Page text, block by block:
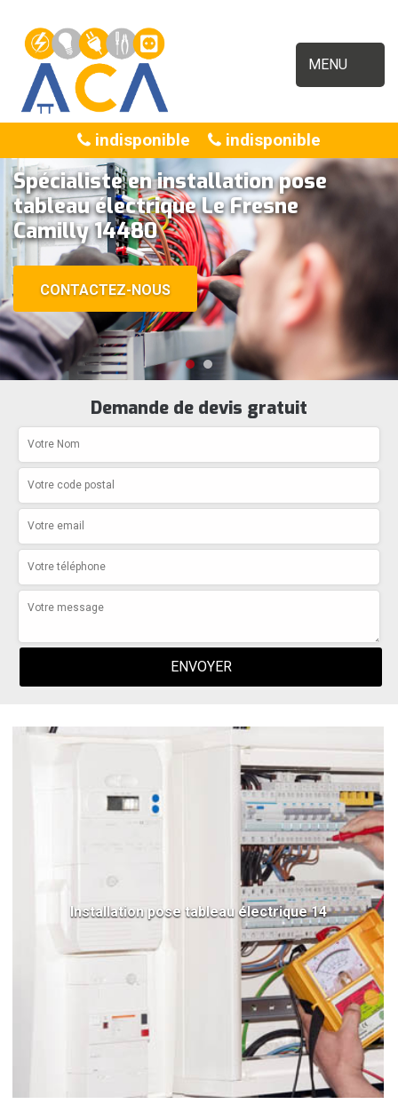
MENU
indisponible indisponible
Spécialiste en installation pose
tableau électrique Le Fresne
Camilly 14480
CONTACTEZ-NOUS
Demande de devis gratuit
Installation pose tableau électrique 14